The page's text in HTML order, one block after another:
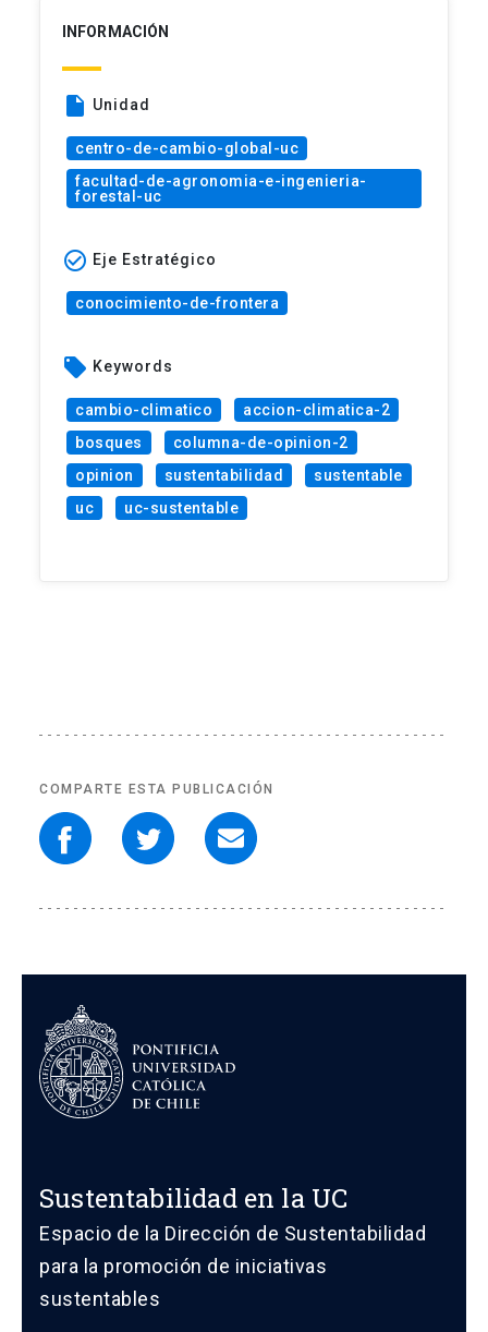
INFORMACIÓN
insert_drive_file Unidad
centro-de-cambio-global-uc
facultad-de-agronomia-e-ingenieria-
forestal-uc
check_circle_outline Eje Estratégico
conocimiento-de-frontera
local_offer Keywords
cambio-climatico
accion-climatica-2
bosques
columna-de-opinion-2
opinion
sustentabilidad
sustentable
uc
uc-sustentable
COMPARTE ESTA PUBLICACIÓN
Sustentabilidad en la UC
Espacio de la Dirección de Sustentabilidad
para la promoción de iniciativas
sustentables